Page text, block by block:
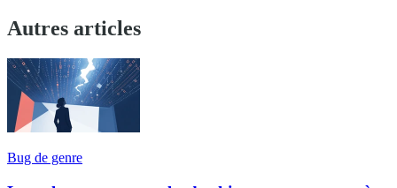
Autres articles
Bug de genre